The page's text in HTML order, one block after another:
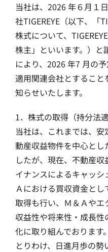
当社は、2026 年６月１
社TIGEREYE（以下、「
株式について、
株主」といいます。）と
により、2026 年7 月の
適用関連会社とするこ
知らせいたします。
1．株式の取得（持分法
当社は、これまでは、
動産収益物件を中心とし
したが、現在、不動産
イナンスによるキャッ
Ａにおける買収資金と
取得も行い、Ｍ＆Ａやエ
収益性や将来性・成長
化に取り組んでおります。
とりわけ、日進月歩の